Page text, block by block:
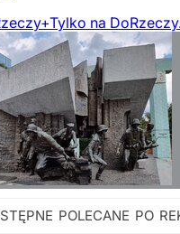
Tylko na